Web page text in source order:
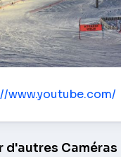
www.youtube.com/
d'autres Caméras